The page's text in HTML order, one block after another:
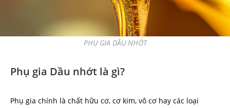
PHỤ GIA DẦU NHỚT
Phụ gia Dầu nhớt là gì?
Phụ gia chính là chất hữu cơ, cơ kim, vô cơ hay các loại